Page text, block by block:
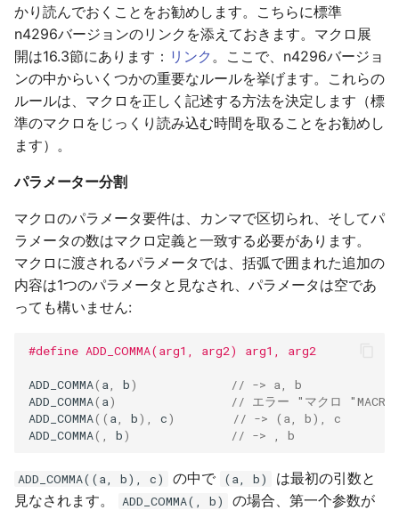
算術の比較
算術演算
データ構造
引用
かり読んでおくことをお勧めします。こちらに標準
n4296バージョンのリンクを添えておきます。マクロ展
開は16.3節にあります： リンク 。ここで、n4296バージョ
ンの中からいくつかの重要なルールを挙げます。これらの
ルールは、マクロを正しく記述する方法を決定します（標
準のマクロをじっくり読み込む時間を取ることをお勧めし
ます）。
パラメーター分割
マクロのパラメータ要件は、カンマで区切られ、そしてパ
ラメータの数はマクロ定義と一致する必要があります。
マクロに渡されるパラメータでは、括弧で囲まれた追加の
内容は1つのパラメータと見なされ、パラメータは空であ
っても構いません:
#define ADD_COMMA(arg1, arg2) arg1, arg2
ADD_COMMA( a b)
// -> a, b
ADD_COMMA( a)
// エラー "マクロ "MACRO"
ADD_COMMA(( a b), c)
// -> (a, b), c
ADD_COMMA(, b) // -> , b
ADD_COMMA((a, b), c) の中で (a, b)
は最初の引数と
見なされます。
ADD_COMMA(, b)
の場合、第一个参数が